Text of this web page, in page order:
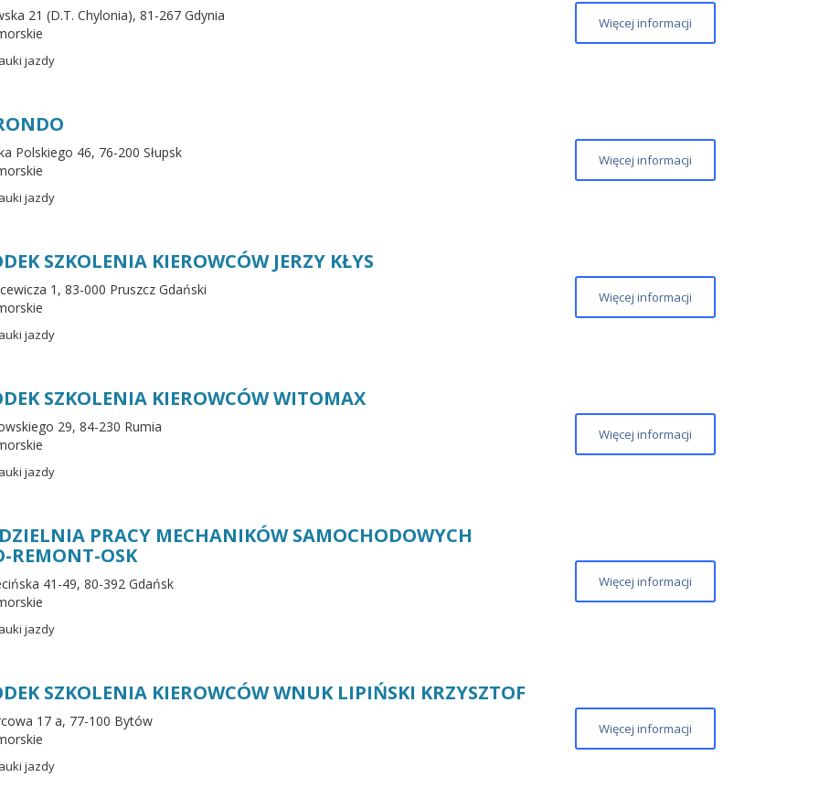
21 (D.T. Chylonia), 81-267 Gdynia
jazdy
Więcej informacji
Polskiego 46, 76-200 Słupsk
jazdy
Więcej informacji
SZKOLENIA KIEROWCÓW JERZY KŁYS
1, 83-000 Pruszcz Gdański
jazdy
Więcej informacji
SZKOLENIA KIEROWCÓW WITOMAX
29, 84-230 Rumia
jazdy
Więcej informacji
PRACY MECHANIKÓW SAMOCHODOWYCH
REMONT-OSK
41-49, 80-392 Gdańsk
jazdy
Więcej informacji
SZKOLENIA KIEROWCÓW WNUK LIPIŃSKI KRZYSZTOF
17 a, 77-100 Bytów
jazdy
Więcej informacji